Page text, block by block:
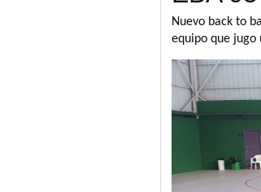
Nuevo back to
equipo que jugo